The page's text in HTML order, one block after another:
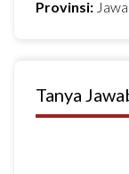
Provinsi:
Tanya